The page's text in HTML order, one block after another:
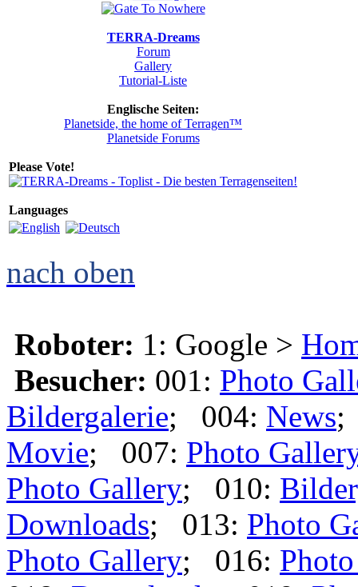
TERRA-Dreams
Forum
Gallery
Tutorial-Liste
Englische Seiten:
Planetside, the home of Terragen™
Planetside Forums
Please Vote!
Languages
nach oben
Roboter: 1: Google >
Besucher: 001: Photo
Bildergalerie; 004: News;
Movie; 007: Photo
Photo Gallery; 010:
Downloads; 013: Photo
Photo Gallery; 016: